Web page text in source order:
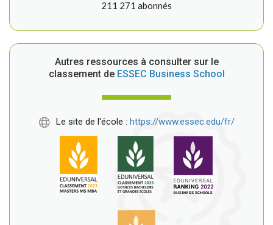
211 271 abonnés
Autres ressources à consulter sur le
classement deESSEC Business School
Le site de l'école : https://www.essec.edu/fr/